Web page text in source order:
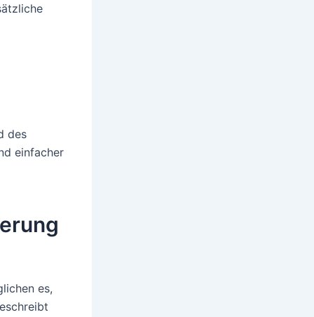
des
einfacher
es,